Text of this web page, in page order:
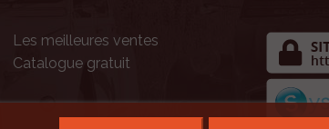
Les meilleures ventes
Catalogue gratuit